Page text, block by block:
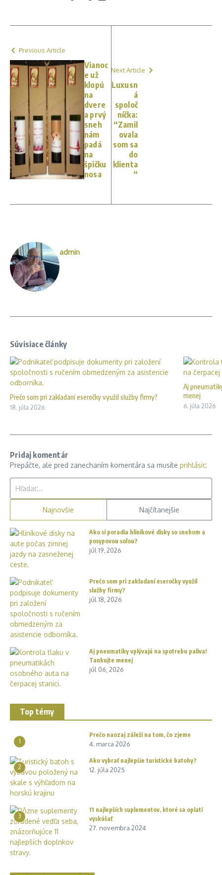
Previous Article
Vianoc
e už
klopú
na
dvere
a prvý
sneh
nám
padá
na
špičku
nosa
Next Article
Luxusn
á
spoloč
níčka:
“Zamil
ovala
som sa
do
klienta
“
admin
Súvisiace články
Prečo som pri zakladaní eseročky využil služby firmy?
18. júla 2026
Aj
menej
6. júla 2026
Pridaj komentár
Prepáčte, ale pred zanechaním komentára sa musíte prihlásiť.
Najnovšie Najčítanejšie
Ako si poradia hliníkové disky so snehom a
posypovou soľou?
júl 19, 2026
Prečo som pri zakladaní eseročky využil
služby firmy?
júl 18, 2026
Aj pneumatiky vplývajú na spotrebu paliva!
Tankujte menej
júl 06, 2026
Top témy
1
Prečo naozaj záleží na tom, čo zjeme
4. marca 2026
2
Ako vybrať najlepšie turistické batohy?
12. júla 2025
3
11 najlepších suplementov, ktoré sa oplatí
vyskúšať
27. novembra 2024